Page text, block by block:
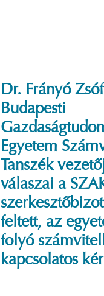
Dr. Frányó
Budapesti
Egyetem
Tanszék
válaszai a
feltett, az
folyó
kapcsolatos